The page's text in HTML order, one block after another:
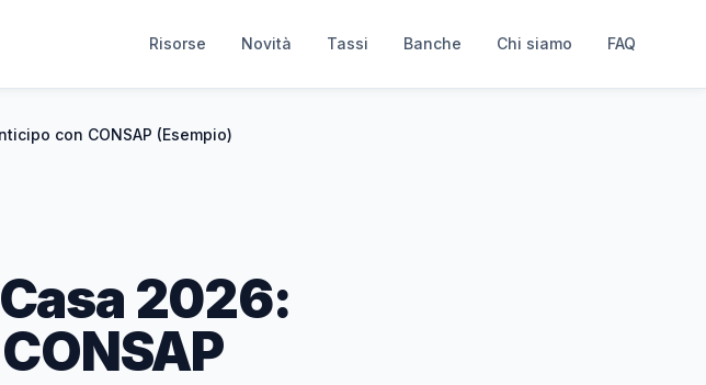
Risorse Novità Tassi Banche Chi siamo FAQ
con CONSAP (Esempio)
2026: